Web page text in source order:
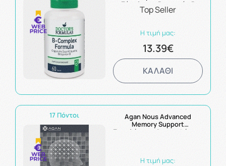
Σύμπλεγμα Βιταμινών Β
60Tabs
Top Seller
Η τιμή μας:
13.39€
ΚΑΛΑΘΙ
17 Πόντοι
Agan Nous Advanced
Memory Support
Συμπλήρωμα Διατροφής για
Η τιμή μας: